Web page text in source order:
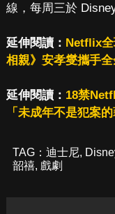
線，每周三於
延伸閱讀： Netflix全
相親》安孝燮攜手
延伸閱讀： 18禁
「未成年不是犯案的
TAG： 迪士尼,
韶禧, 戲劇